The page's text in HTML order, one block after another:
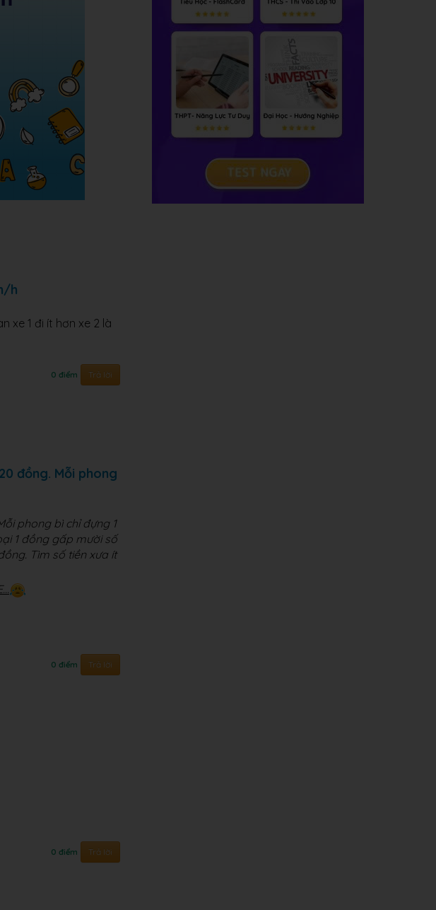
h
xe 1 đi ít hơn xe 2 là
0 điểm Trả lời
đồng. Mỗi phong
phong bì chỉ đựng 1
1 đồng gấp mười số
Tìm số tiền xưa ít
0 điểm Trả lời
0 điểm Trả lời